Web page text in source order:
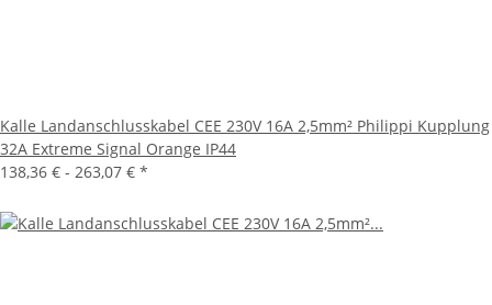
Kalle Landanschlusskabel CEE 230V 16A 2,5mm² Philippi Kupplung
32A Extreme Signal Orange IP44
138,36 € - 263,07 € *